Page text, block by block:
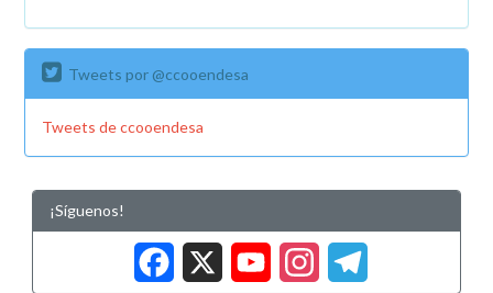
Tweets por @ccooendesa
Tweets de ccooendesa
¡Síguenos!
Facebook
X